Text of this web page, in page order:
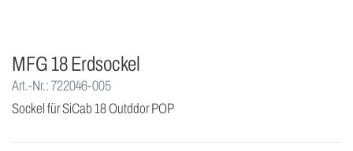
MFG 18 Erdsockel
Art.-Nr.: 722046-005
Sockel für SiCab 18 Outddor POP